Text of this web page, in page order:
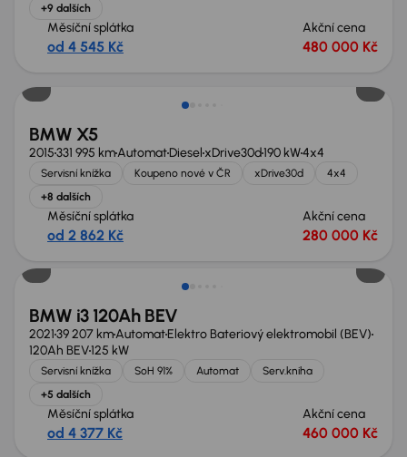
+9 dalších
Měsíční splátka
od 4 545 Kč
Akční cena
480 000 Kč
BMW X5
2015331 995 kmAutomatDiesel xDrive30d190 kW4x4
Servisní knížka Koupeno nové v ČR xDrive30d
4x4
+8 dalších
Měsíční splátka
od 2 862 Kč
Akční cena
280 000 Kč
BMW i3 120Ah BEV
202139 207 kmAutomatElektro Bateriový elektromobil (BEV)
120Ah BEV125 kW
Servisní knížka SoH 91% Automat
Serv.kniha
+5 dalších
Měsíční splátka
od 4 377 Kč
Akční cena
460 000 Kč
Zlevněno o 80 000 Kč